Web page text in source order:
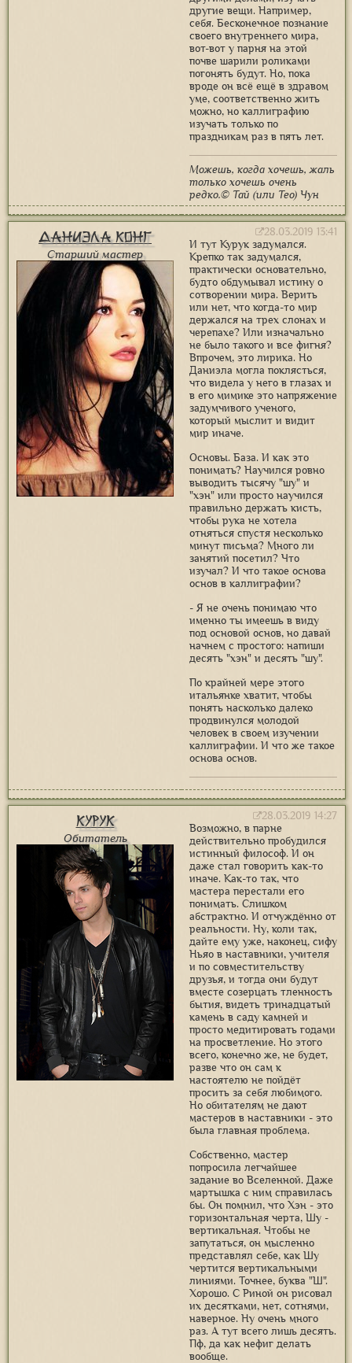
другие вещи. Например,
себя. Бесконечное познание
своего внутреннего мира,
вот-вот у парня на этой
почве шарили роликами
погонять будут. Но, пока
вроде он всё ещё в здравом
уме, соответственно жить
можно, но каллиграфию
изучать только по
праздникам раз в пять лет.
Можешь, когда хочешь, жаль
только хочешь очень
редко.© Тай (или Тео) Чун
Даниэла Конг
Старший мастер
28.03.2019 13:41
И тут Курук задумался.
Крепко так задумался,
практически основательно,
будто обдумывал истину о
сотворении мира. Верить
или нет, что когда-то мир
держался на трех слонах и
черепахе? Или изначально
не было такого и все фигня?
Впрочем, это лирика. Но
Даниэла могла поклясться,
что видела у него в глазах и
в его мимике это напряжение
задумчивого ученого,
который мыслит и видит
мир иначе.
Основы. База. И как это
понимать? Научился ровно
выводить тысячу "шу" и
"хэн" или просто научился
правильно держать кисть,
чтобы рука не хотела
отняться спустя несколько
минут письма? Много ли
занятий посетил? Что
изучал? И что такое основа
основ в каллиграфии?
- Я не очень понимаю что
именно ты имеешь в виду
под основой основ, но давай
начнем с простого: напиши
десять "хэн" и десять "шу".
По крайней мере этого
итальянке хватит, чтобы
понять насколько далеко
продвинулся молодой
человек в своем изучении
каллиграфии. И что же такое
основа основ.
Курук
Обитатель
28.03.2019 14:27
Возможно, в парне
действительно пробудился
истинный философ. И он
даже стал говорить как-то
иначе. Как-то так, что
мастера перестали его
понимать. Слишком
абстрактно. И отчуждённо от
реальности. Ну, коли так,
дайте ему уже, наконец, сифу
Ньяо в наставники, учителя
и по совместительству
друзья, и тогда они будут
вместе созерцать тленность
бытия, видеть тринадцатый
камень в саду камней и
просто медитировать годами
на просветление. Но этого
всего, конечно же, не будет,
разве что он сам к
настоятелю не пойдёт
просить за себя любимого.
Но обитателям не дают
мастеров в наставники - это
была главная проблема.
Собственно, мастер
попросила легчайшее
задание во Вселенной. Даже
мартышка с ним справилась
бы. Он помнил, что Хэн - это
горизонтальная черта, Шу -
вертикальная. Чтобы не
запутаться, он мысленно
представлял себе, как Шу
чертится вертикальными
линиями. Точнее, буква "Ш".
Хорошо. С Риной он рисовал
их десятками, нет, сотнями,
наверное. Ну очень много
раз. А тут всего лишь десять.
Пф, да как нефиг делать
вообще.